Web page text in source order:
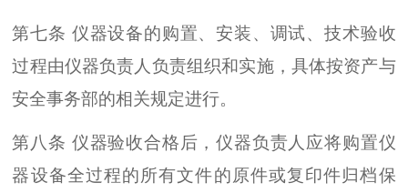
第七条 仪器设备的购置、安装、调试、技术验收
过程由仪器负责人负责组织和实施，具体按资产与
安全事务部的相关规定进行。
第八条 仪器验收合格后，仪器负责人应将购置仪
器设备全过程的所有文件的原件或复印件归档保